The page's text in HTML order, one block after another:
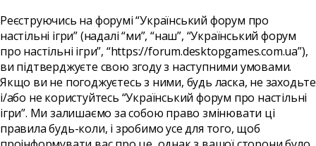
Реєструючись на форумі “Український форум про
настільні ігри” (надалі “ми”, “наш”, “Український форум
про настільні ігри”, “https://forum.desktopgames.com.ua”),
ви підтверджуєте свою згоду з наступними умовами.
Якщо ви не погоджуєтесь з ними, будь ласка, не заходьте
і/або не користуйтесь “Український форум про настільні
ігри”. Ми залишаємо за собою право змінювати ці
правила будь-коли, і зробимо усе для того, щоб